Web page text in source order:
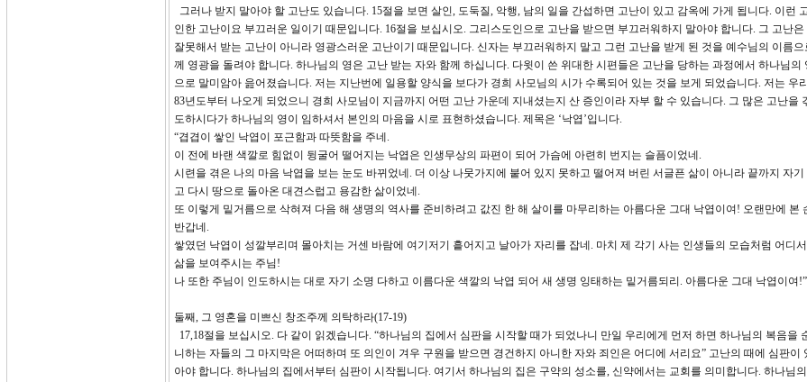
그러나 받지 말아야 할 고난도 있습니다. 15절을 보면 살인, 도둑질, 악행, 남의 일을 간섭하면 고난이 있고 감옥에 가게 됩니다. 이런
인한 고난이요 부끄러운 일이기 때문입니다. 16절을 보십시오. 그리스도인으로 고난을 받으면 부끄러워하지 말아야 합니다. 그 고난은
잘못해서 받는 고난이 아니라 영광스러운 고난이기 때문입니다. 신자는 부끄러워하지 말고 그런 고난을 받게 된 것을 예수님의 이름으
께 영광을 돌려야 합니다. 하나님의 영은 고난 받는 자와 함께 하십니다. 다윗이 쓴 위대한 시편들은 고난을 당하는 과정에서 하나님의
으로 말미암아 읊어졌습니다. 저는 지난번에 일용할 양식을 보다가 경희 사모님의 시가 수록되어 있는 것을 보게 되었습니다. 저는 우
83년도부터 나오게 되었으니 경희 사모님이 지금까지 어떤 고난 가운데 지내셨는지 산 증인이라 자부 할 수 있습니다. 그 많은 고난을
도하시다가 하나님의 영이 임하셔서 본인의 마음을 시로 표현하셨습니다. 제목은 ‘낙엽’입니다.
“겹겹이 쌓인 낙엽이 포근함과 따뜻함을 주네.
이 전에 바랜 색깔로 힘없이 뒹굴어 떨어지는 낙엽은 인생무상의 파편이 되어 가슴에 아련히 번지는 슬픔이었네.
시련을 겪은 나의 마음 낙엽을 보는 눈도 바뀌었네. 더 이상 나뭇가지에 붙어 있지 못하고 떨어져 버린 서글픈 삶이 아니라 끝까지 자
고 다시 땅으로 돌아온 대견스럽고 용감한 삶이었네.
또 이렇게 밑거름으로 삭혀져 다음 해 생명의 역사를 준비하려고 값진 한 해 살이를 마무리하는 아름다운 그대 낙엽이여! 오랜만에 본
반갑네.
쌓였던 낙엽이 성깔부리며 몰아치는 거센 바람에 여기저기 흩어지고 날아가 자리를 잡네. 마치 제 각기 사는 인생들의 모습처럼 어디
삶을 보여주시는 주님!
나 또한 주님이 인도하시는 대로 자기 소명 다하고 이름다운 색깔의 낙엽 되어 새 생명 잉태하는 밑거름되리. 아름다운 그대 낙엽이여!”
둘째, 그 영혼을 미쁘신 창조주께 의탁하라(17-19)
17,18절을 보십시오. 다 같이 읽겠습니다. “하나님의 집에서 심판을 시작할 때가 되었나니 만일 우리에게 먼저 하면 하나님의 복음을
니하는 자들의 그 마지막은 어떠하며 또 의인이 겨우 구원을 받으면 경건하지 아니한 자와 죄인은 어디에 서리요” 고난의 때에 심판이
아야 합니다. 하나님의 집에서부터 심판이 시작됩니다. 여기서 하나님의 집은 구약의 성소를, 신약에서는 교회를 의미합니다. 하나님